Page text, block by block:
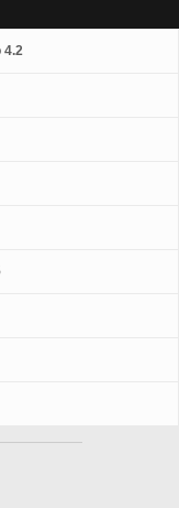
4.2